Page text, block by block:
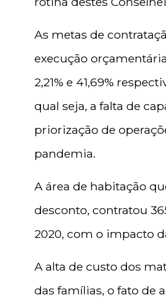
As metas de
execução
2,21% e 41,69%
qual seja, a falta de
priorização de
pandemia.
A área de habitação
desconto, contratou
2020, com o impacto
A alta de custo dos
das famílias, o fato de